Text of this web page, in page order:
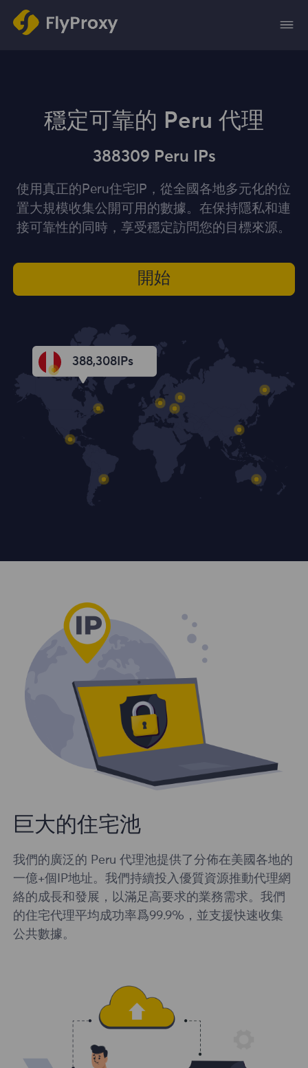
穩定可靠的 Peru 代理
388309 Peru IPs
使用真正的Peru住宅IP，從全國各地多元化的位
置大規模收集公開可用的數據。在保持隱私和連
接可靠性的同時，享受穩定訪問您的目標來源。
開始
388,309 IPs
巨大的住宅池
我們的廣泛的 Peru 代理池提供了分佈在美國各地的
一億+個IP地址。我們持續投入優質資源推動代理網
絡的成長和發展，以滿足高要求的業務需求。我們
的住宅代理平均成功率爲99.9%，並支援快速收集
公共數據。